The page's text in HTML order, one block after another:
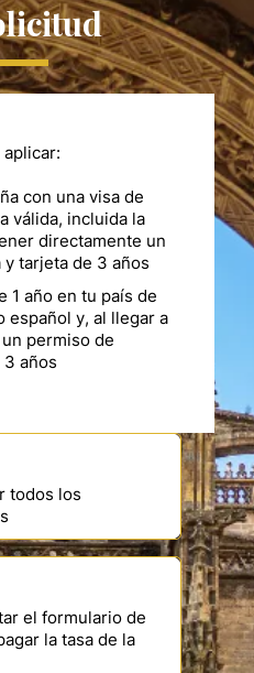
con una visa de
válida, incluida la
directamente un
tarjeta de 3 años
1 año en tu país de
español y, al llegar a
permiso de
años
todos los
el formulario de
la tasa de la